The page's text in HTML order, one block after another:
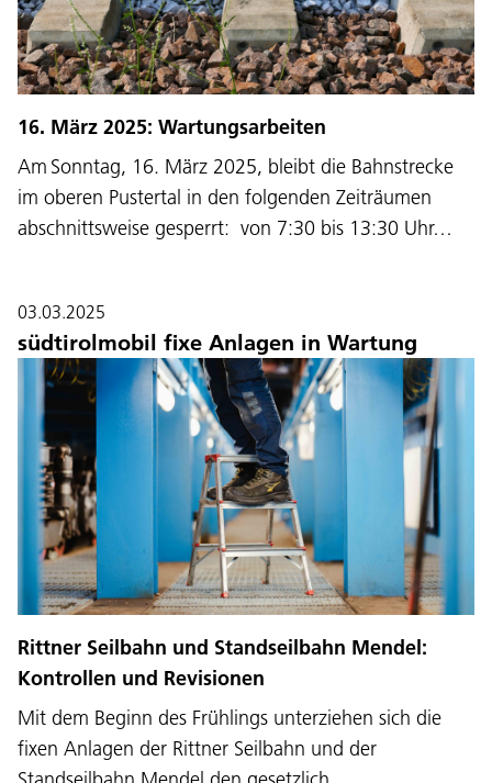
Sprache:
Impressum Privacy und Cookie Policy
Nutzungsbedingungen Beschwerden
Jobs
16. März 2025: Wartungsarbeiten
Am Sonntag, 16. März 2025, bleibt die Bahnstrecke
im oberen Pustertal in den folgenden Zeiträumen
abschnittsweise gesperrt: von 7:30 bis 13:30 Uhr…
03.03.2025
südtirolmobil fixe Anlagen in Wartung
Rittner Seilbahn und Standseilbahn Mendel:
Kontrollen und Revisionen
Mit dem Beginn des Frühlings unterziehen sich die
fixen Anlagen der Rittner Seilbahn und der